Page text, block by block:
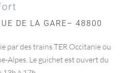
DE LA GARE– 48800
par des trains TER Occitanie ou
Alpes. Le guichet est ouvert du